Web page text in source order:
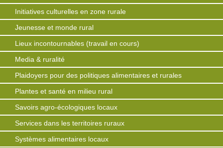
Initiatives culturelles en zone rurale
Jeunesse et monde rural
Lieux incontournables (travail en cours)
Media & ruralité
Plaidoyers pour des politiques alimentaires et rurales
Plantes et santé en milieu rural
Savoirs agro-écologiques locaux
Services dans les territoires ruraux
Systèmes alimentaires locaux